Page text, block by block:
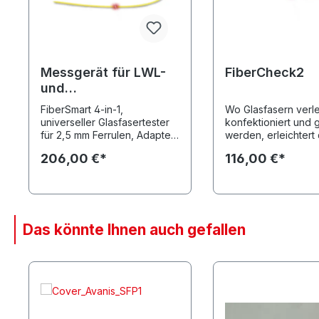
Messgerät für LWL-
und
kupferverbindungen
FiberSmart 4-in-1,
universeller Glasfasertester
für 2,5 mm Ferrulen, Adapter
1,25mm Ferrule liegen bei,
206,00 €*
FiberCheck2
Wo Glasfasern
konfektioniert und
werden, erleichtert
und sichere
eines Bruches der
tritt das Laserlicht
Fasermantel hellrot
konfektionierte
116,00 €*
Das könnte Ihnen auch gefallen